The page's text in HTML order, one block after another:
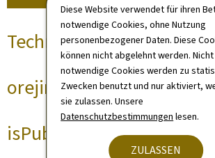
Diese Website verwendet für ihren
notwendige Cookies, ohne Nutzung
personenbezogener Daten. Diese
können nicht abgelehnt werden. Nicht
notwendige Cookies werden zu
Zwecken benutzt und nur aktiviert,
sie zulassen. Unsere
Datenschutzbestimmungen lesen.
ZULASSEN
Technische Cookies
orejime
isPublicWebsite